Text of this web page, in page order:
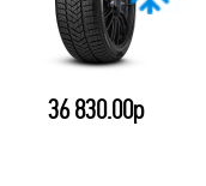
36 830.00р